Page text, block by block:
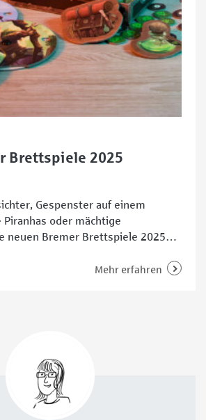
Brettspiele 2025
Gespenster auf einem
Piranhas oder mächtige
neuen Bremer Brettspiele 2025
Reihe neuer Gesellschafts- und
Mehr erfahren